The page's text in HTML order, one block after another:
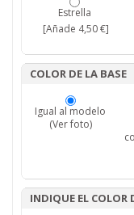
Estrella
[Añade 4,50 €]
COLOR DE LA BASE
Igual al modelo
(Ver foto)
INDIQUE EL COLOR